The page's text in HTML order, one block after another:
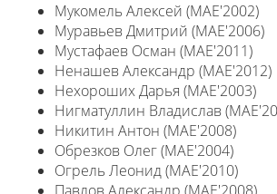
Мукомель Алексей (MAE'2002)
Муравьев Дмитрий (MAE'2006)
Мустафаев Осман (MAE'2011)
Ненашев Александр (MAE'2012)
Нехороших Дарья (MAE'2003)
Нигматуллин Владислав
Никитин Антон (MAE'2008)
Обрезков Олег (MAE'2004)
Огрель Леонид (MAE'2010)